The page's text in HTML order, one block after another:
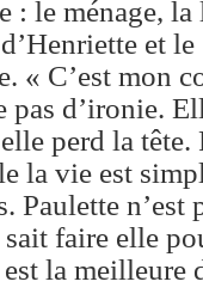
: le ménage, la
et
« C’est mon
d’ironie.
perd la tête.
la vie est
Paulette n’est
faire elle
la meilleure